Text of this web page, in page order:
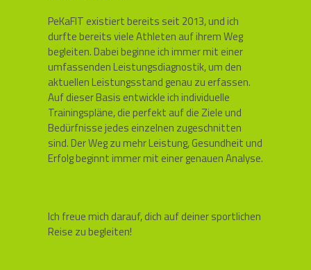
PeKaFIT existiert bereits seit 2013, und ich
durfte bereits viele Athleten auf ihrem Weg
begleiten. Dabei beginne ich immer mit einer
umfassenden Leistungsdiagnostik, um den
aktuellen Leistungsstand genau zu erfassen.
Auf dieser Basis entwickle ich individuelle
Trainingspläne, die perfekt auf die Ziele und
Bedürfnisse jedes einzelnen zugeschnitten
sind. Der Weg zu mehr Leistung, Gesundheit und
Erfolg beginnt immer mit einer genauen Analyse.
Ich freue mich darauf, dich auf deiner sportlichen
Reise zu begleiten!